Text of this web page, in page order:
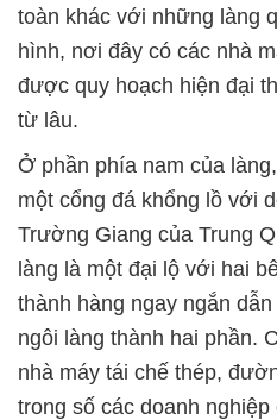
toàn khác với những làng
hình, nơi đây có các nhà
được quy hoạch hiện đại
từ lâu.
Ở phần phía nam của
một cổng đá khổng lồ với
Trường Giang của Trung
làng là một đại lộ với hai
thành hàng ngay ngắn
ngôi làng thành hai phần.
nhà máy tái chế thép,
trong số các doanh